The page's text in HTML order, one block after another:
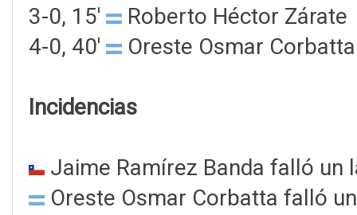
3-0, 15'
Roberto Héctor Zárate
4-0, 40'
Oreste Osmar Corbatta
Incidencias
Jaime Ramírez Banda falló un
Oreste Osmar Corbatta falló